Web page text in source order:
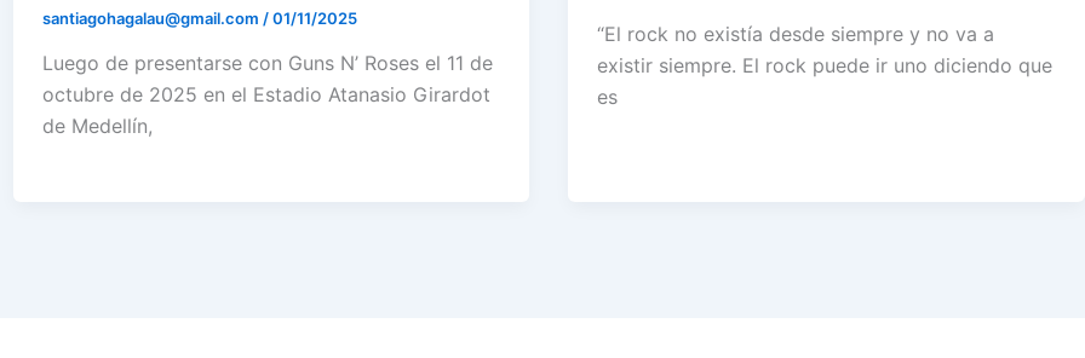
santiagohagalau@gmail.com /01/11/2025
Luego de presentarse con Guns N’ Roses el 11 de
octubre de 2025 en el Estadio Atanasio Girardot
de Medellín,
“El rock no existía desde siempre y no va a
existir siempre. El rock puede ir uno diciendo que
es